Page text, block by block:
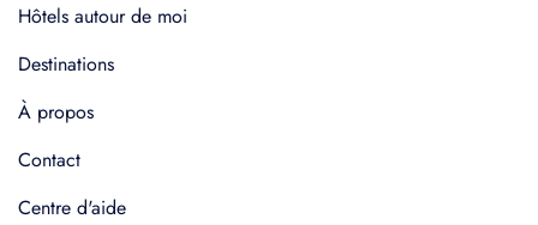
Hôtels autour de moi
Destinations
À propos
Contact
Centre d'aide